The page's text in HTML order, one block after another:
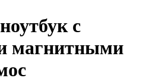
с
магнитными